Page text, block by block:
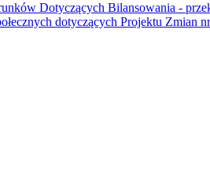
Dotyczących Bilansowania -
dotyczących Projektu Zmian